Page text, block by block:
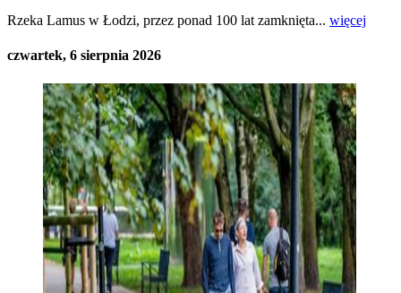
Rzeka Lamus w Łodzi, przez ponad 100 lat zamknięta... więcej
czwartek, 6 sierpnia 2026